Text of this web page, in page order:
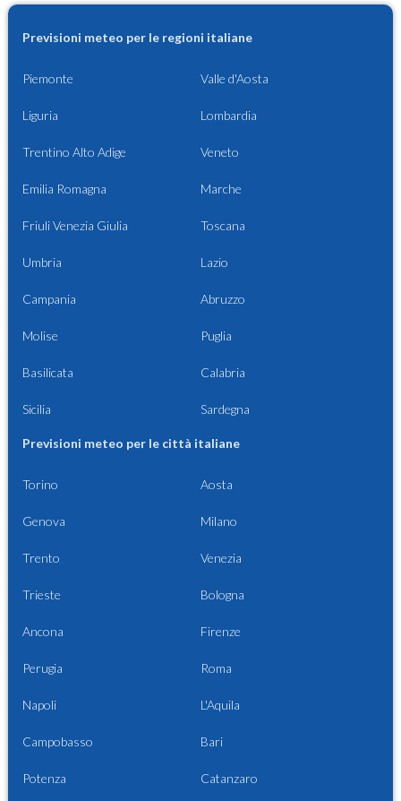
Previsioni meteo per le regioni italiane
Piemonte Valle d'Aosta
Liguria Lombardia
Trentino Alto Adige Veneto
Emilia Romagna Marche
Friuli Venezia Giulia Toscana
Umbria Lazio
Campania Abruzzo
Molise Puglia
Basilicata Calabria
Sicilia Sardegna
Previsioni meteo per le città italiane
Torino Aosta
Genova Milano
Trento Venezia
Trieste Bologna
Ancona Firenze
Perugia Roma
Napoli L'Aquila
Campobasso Bari
Potenza Catanzaro